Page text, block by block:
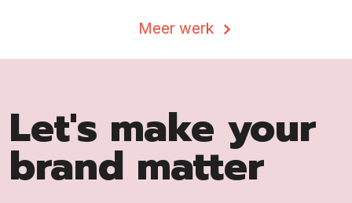
Meer werk
Let's make your
brand matter